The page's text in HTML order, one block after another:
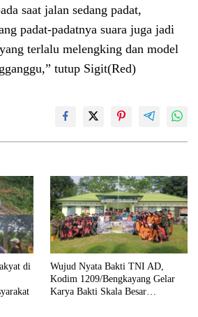
saat jalan sedang padat,
padat-padatnya suara juga jadi
terlalu melengking dan model
tutup Sigit(Red)
di
Wujud Nyata Bakti TNI AD,
Kodim 1209/Bengkayang Gelar
Karya Bakti Skala Besar